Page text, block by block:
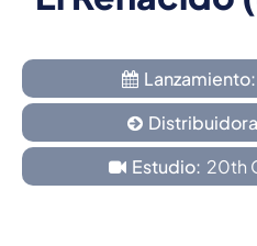
Lanzamiento:
Estudio: 20th